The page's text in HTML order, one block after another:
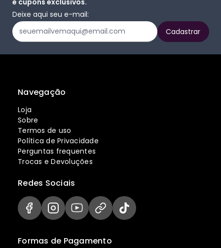
e cupons exclusivos.
Deixe aqui seu e-mail:
Navegação
Loja
Sobre
Termos de uso
Política de Privacidade
Perguntas frequentes
Trocas e Devoluções
Formas de Pagamento
Redes Sociais